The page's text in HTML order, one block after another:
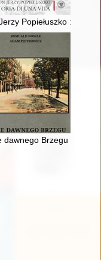
Serca Pana Jezusa w
Popiełuszko : storia
dawnego Brzegu